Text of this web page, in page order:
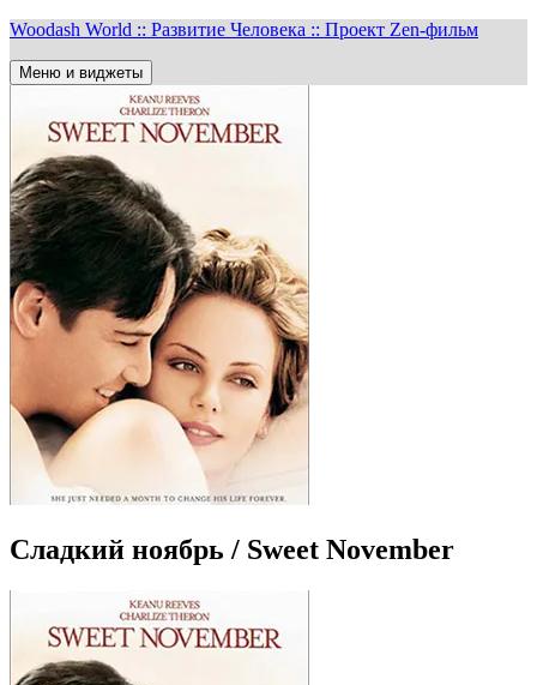
Перейти
содержимому
Woodash World :: Развитие Человека :: Проект Zen-фильм
Меню и виджеты
Сладкий ноябрь / Sweet November